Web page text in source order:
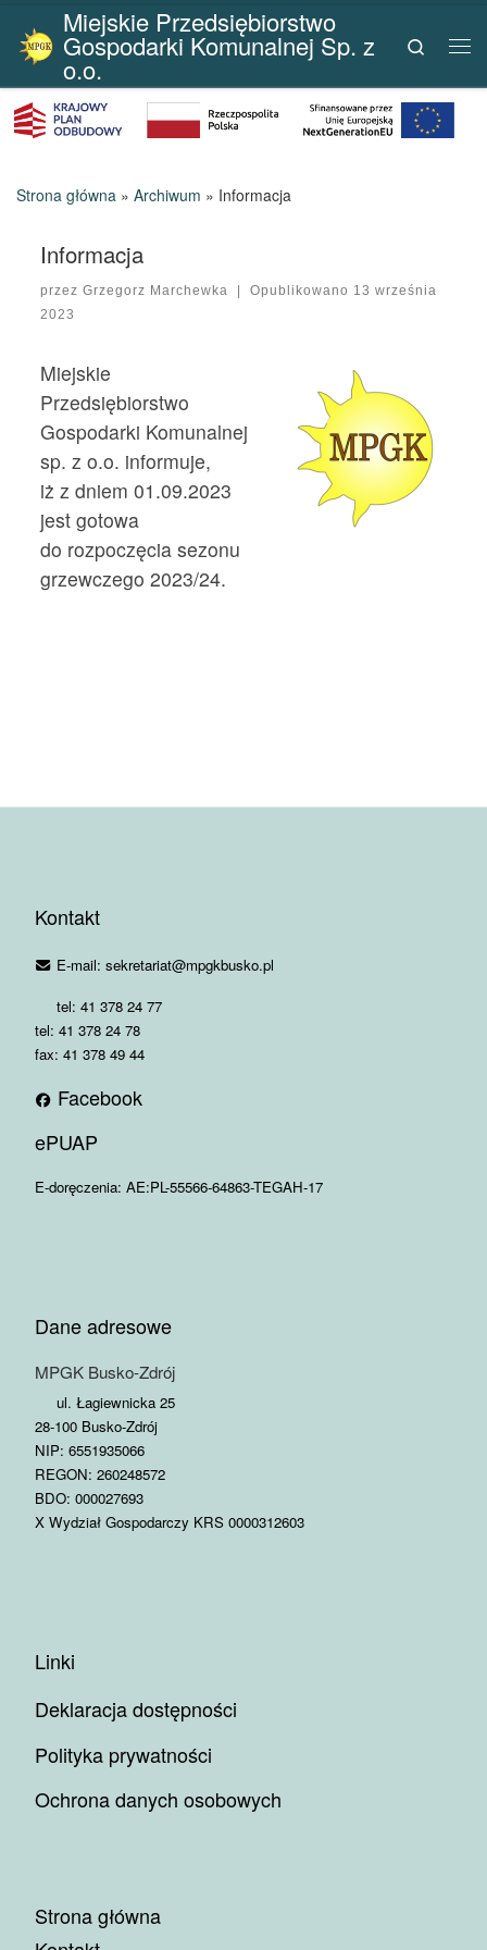
Przejdź do treści
Miejskie Przedsiębiorstwo
Gospodarki Komunalnej Sp. z
o.o.
Search
Strona główna » Archiwum » Informacja
Informacja
przezGrzegorz Marchewka | Opublikowano 13 września
2023
Miejskie
Przedsiębiorstwo
Gospodarki Komunalnej
sp. z o.o. informuje,
iż z dniem 01.09.2023
jest gotowa
do rozpoczęcia sezonu
grzewczego 2023/24.
Kontakt
E-mail: sekretariat@mpgkbusko.pl
tel: 41 378 24 77
tel: 41 378 24 78
fax: 41 378 49 44
Facebook
ePUAP
E-doręczenia: AE:PL-55566-64863-TEGAH-17
Dane adresowe
MPGK Busko-Zdrój
ul. Łagiewnicka 25
28-100 Busko-Zdrój
NIP: 6551935066
REGON: 260248572
BDO: 000027693
X Wydział Gospodarczy KRS 0000312603
Linki
Deklaracja dostępności
Polityka prywatności
Ochrona danych osobowych
Strona główna